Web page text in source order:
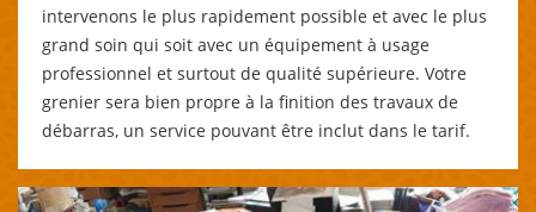
intervenons le plus rapidement possible et avec le plus
grand soin qui soit avec un équipement à usage
professionnel et surtout de qualité supérieure. Votre
grenier sera bien propre à la finition des travaux de
débarras, un service pouvant être inclut dans le tarif.